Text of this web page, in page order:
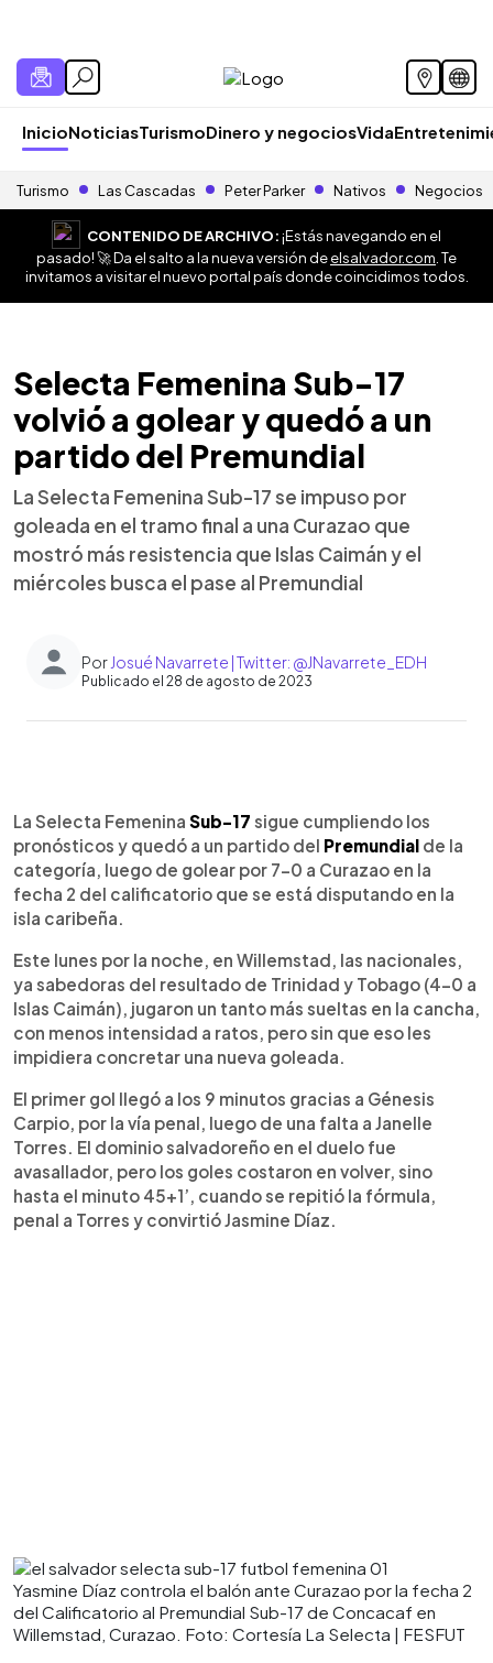
InicioNoticiasTurismoDinero y negociosVida
Turismo Las Cascadas Peter Parker Nativos Negocios
CONTENIDO DE ARCHIVO:¡Estás navegando en el
pasado! 🚀 Da el salto a la nueva versión deelsalvador.com . Te
invitamos a visitar el nuevo portal país donde coincidimos todos.
Selecta Femenina Sub-17
volvió a golear y quedó a un
partido del Premundial
La Selecta Femenina Sub-17 se impuso por
goleada en el tramo final a una Curazao que
mostró más resistencia que Islas Caimán y el
miércoles busca el pase al Premundial
Por Josué Navarrete | Twitter: @JNavarrete_EDH
Publicado el 28 de agosto de 2023
Escuchar artículo
La Selecta Femenina Sub-17 sigue cumpliendo los
pronósticos y quedó a un partido del Premundial de la
categoría, luego de golear por 7-0 a Curazao en la
fecha 2 del calificatorio que se está disputando en la
isla caribeña.
Este lunes por la noche, en Willemstad, las nacionales,
ya sabedoras del resultado de Trinidad y Tobago (4-0 a
Islas Caimán), jugaron un tanto más sueltas en la cancha,
con menos intensidad a ratos, pero sin que eso les
impidiera concretar una nueva goleada.
El primer gol llegó a los 9 minutos gracias a Génesis
Carpio, por la vía penal, luego de una falta a Janelle
Torres. El dominio salvadoreño en el duelo fue
avasallador, pero los goles costaron en volver, sino
hasta el minuto 45+1’, cuando se repitió la fórmula,
penal a Torres y convirtió Jasmine Díaz.
Yasmine Díaz controla el balón ante Curazao por la fecha 2
del Calificatorio al Premundial Sub-17 de Concacaf en
Willemstad, Curazao. Foto: Cortesía La Selecta | FESFUT